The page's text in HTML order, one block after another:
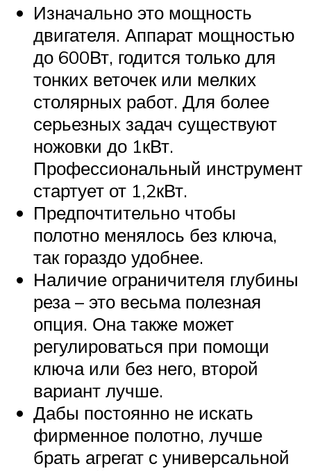
Изначально это мощность
двигателя. Аппарат мощностью
до 600Вт, годится только для
тонких веточек или мелких
столярных работ. Для более
серьезных задач существуют
ножовки до 1кВт.
Профессиональный инструмент
стартует от 1,2кВт.
Предпочтительно чтобы
полотно менялось без ключа,
так гораздо удобнее.
Наличие ограничителя глубины
реза – это весьма полезная
опция. Она также может
регулироваться при помощи
ключа или без него, второй
вариант лучше.
Дабы постоянно не искать
фирменное полотно, лучше
брать агрегат с универсальной